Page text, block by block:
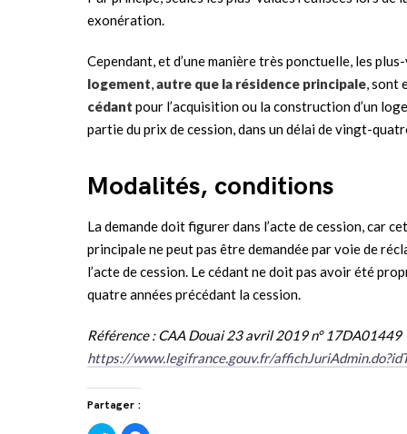
exonération.
Cependant, et d’une manière très ponctuelle, les
logement,autre que la résidence principale, sont
cédant pour l’acquisition ou la construction d’un
partie du prix de cession, dans un délai de vingt-
Modalités, conditions
La demande doit figurer dans l’acte de cession, car
principale ne peut pas être demandée par voie de
l’acte de cession. Le cédant ne doit pas avoir été
quatre années précédant la cession.
Référence : CAA Douai 23 avril 2019 n° 17DA01449
https://www.legifrance.gouv.fr/
Partager :